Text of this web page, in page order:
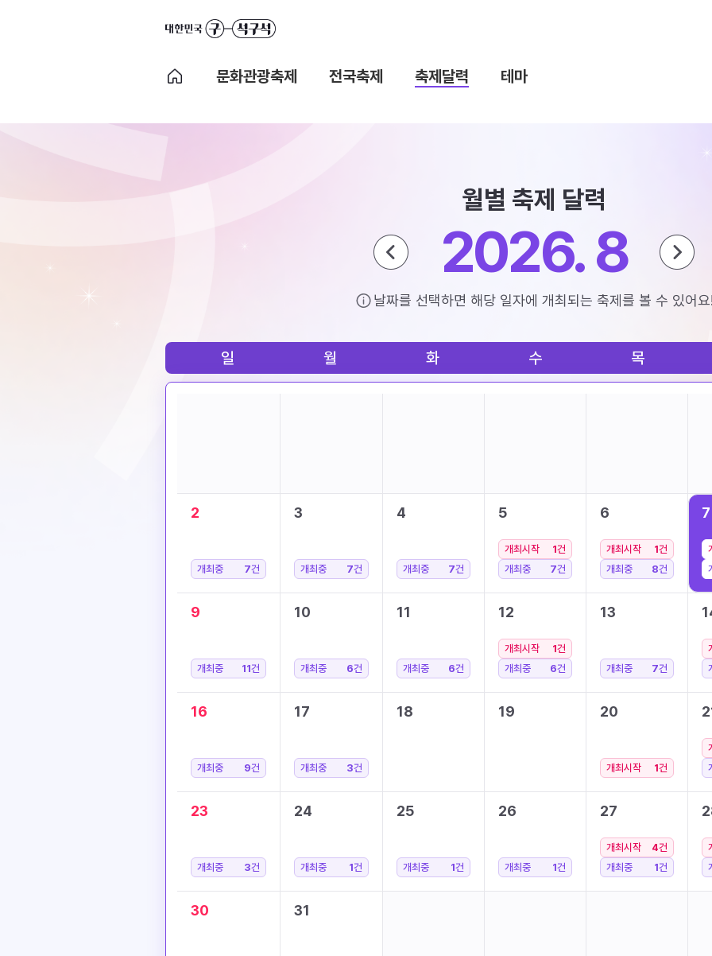
문화관광축제 전국축제 축제달력 테마
월별 축제 달력
2026. 8
날짜를 선택하면 해당 일자에 개최되는 축제를 볼 수 있어
일 월 화 수 목
2
개최중 7건
3
개최중 7건
4
개최중 7건
5
개최시작 1건
개최중
7건
6
개최시작 1건
개최중
8건
7
9
개최중 11건
10
개최중 6건
11
개최중 6건
12
개최시작 1건
개최중
6건
13
개최중 7건
16
개최중 9건
17
개최중 3건
18 19 20
개최시작 1건
23
개최중 3건
24
개최중 1건
25
개최중 1건
26
개최중 1건
27
개최시작 4건
개최중
1건
30 31